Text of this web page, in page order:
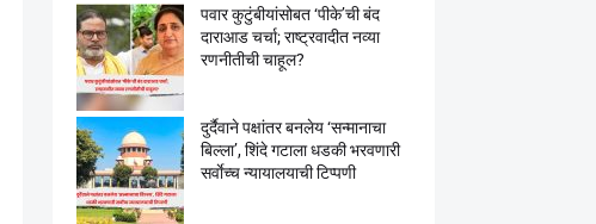
पवार कुटुंबीयांसोबत ‘पीके’ची बंद
दाराआड चर्चा; राष्ट्रवादीत नव्या
रणनीतीची चाहूल?
दुर्दैवाने पक्षांतर बनलेय ‘सन्मानाचा
बिल्ला’, शिंदे गटाला धडकी भरवणारी
सर्वाेच्च न्यायालयाची टिप्पणी